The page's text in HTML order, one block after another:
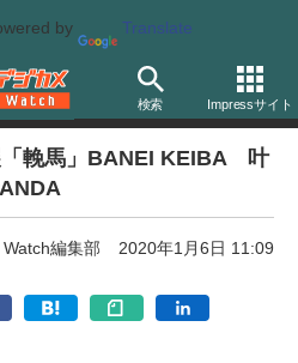
by Translate
検索 Impressサイト
輓馬」BANEI KEIBA 叶
編集部 2020年1月6日 11:09